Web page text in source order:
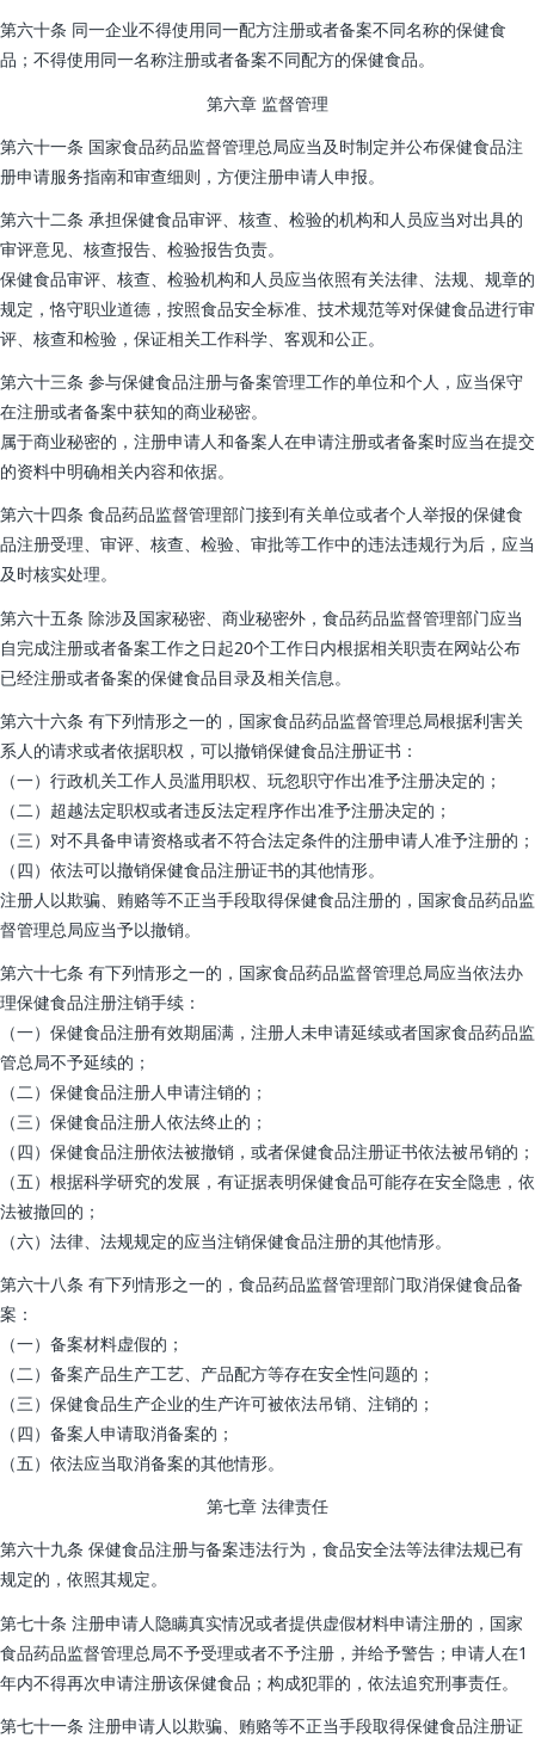
第六十条 同一企业不得使用同一配方注册或者备案不同名称的保健食
品；不得使用同一名称注册或者备案不同配方的保健食品。
第六章 监督管理
第六十一条 国家食品药品监督管理总局应当及时制定并公布保健食品注
册申请服务指南和审查细则，方便注册申请人申报。
第六十二条 承担保健食品审评、核查、检验的机构和人员应当对出具的
审评意见、核查报告、检验报告负责。
保健食品审评、核查、检验机构和人员应当依照有关法律、法规、规章的
规定，恪守职业道德，按照食品安全标准、技术规范等对保健食品进行审
评、核查和检验，保证相关工作科学、客观和公正。
第六十三条 参与保健食品注册与备案管理工作的单位和个人，应当保守
在注册或者备案中获知的商业秘密。
属于商业秘密的，注册申请人和备案人在申请注册或者备案时应当在提交
的资料中明确相关内容和依据。
第六十四条 食品药品监督管理部门接到有关单位或者个人举报的保健食
品注册受理、审评、核查、检验、审批等工作中的违法违规行为后，应当
及时核实处理。
第六十五条 除涉及国家秘密、商业秘密外，食品药品监督管理部门应当
自完成注册或者备案工作之日起20个工作日内根据相关职责在网站公布
已经注册或者备案的保健食品目录及相关信息。
第六十六条 有下列情形之一的，国家食品药品监督管理总局根据利害关
系人的请求或者依据职权，可以撤销保健食品注册证书：
（一）行政机关工作人员滥用职权、玩忽职守作出准予注册决定的；
（二）超越法定职权或者违反法定程序作出准予注册决定的；
（三）对不具备申请资格或者不符合法定条件的注册申请人准予注册的；
（四）依法可以撤销保健食品注册证书的其他情形。
注册人以欺骗、贿赂等不正当手段取得保健食品注册的，国家食品药品监
督管理总局应当予以撤销。
第六十七条 有下列情形之一的，国家食品药品监督管理总局应当依法办
理保健食品注册注销手续：
（一）保健食品注册有效期届满，注册人未申请延续或者国家食品药品监
管总局不予延续的；
（二）保健食品注册人申请注销的；
（三）保健食品注册人依法终止的；
（四）保健食品注册依法被撤销，或者保健食品注册证书依法被吊销的；
（五）根据科学研究的发展，有证据表明保健食品可能存在安全隐患，依
法被撤回的；
（六）法律、法规规定的应当注销保健食品注册的其他情形。
第六十八条 有下列情形之一的，食品药品监督管理部门取消保健食品备
案：
（一）备案材料虚假的；
（二）备案产品生产工艺、产品配方等存在安全性问题的；
（三）保健食品生产企业的生产许可被依法吊销、注销的；
（四）备案人申请取消备案的；
（五）依法应当取消备案的其他情形。
第七章 法律责任
第六十九条 保健食品注册与备案违法行为，食品安全法等法律法规已有
规定的，依照其规定。
第七十条 注册申请人隐瞒真实情况或者提供虚假材料申请注册的，国家
食品药品监督管理总局不予受理或者不予注册，并给予警告；申请人在1
年内不得再次申请注册该保健食品；构成犯罪的，依法追究刑事责任。
第七十一条 注册申请人以欺骗、贿赂等不正当手段取得保健食品注册证